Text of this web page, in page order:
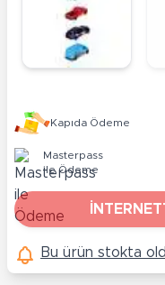
Kapıda Ödeme
Masterpass
ile Ödeme
Bu ürün stokta